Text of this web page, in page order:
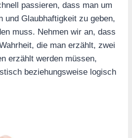
passieren, dass man um
und Glaubhaftigkeit zu geben,
muss. Nehmen wir an, dass
die man erzählt, zwei
erzählt werden müssen,
beziehungsweise logisch